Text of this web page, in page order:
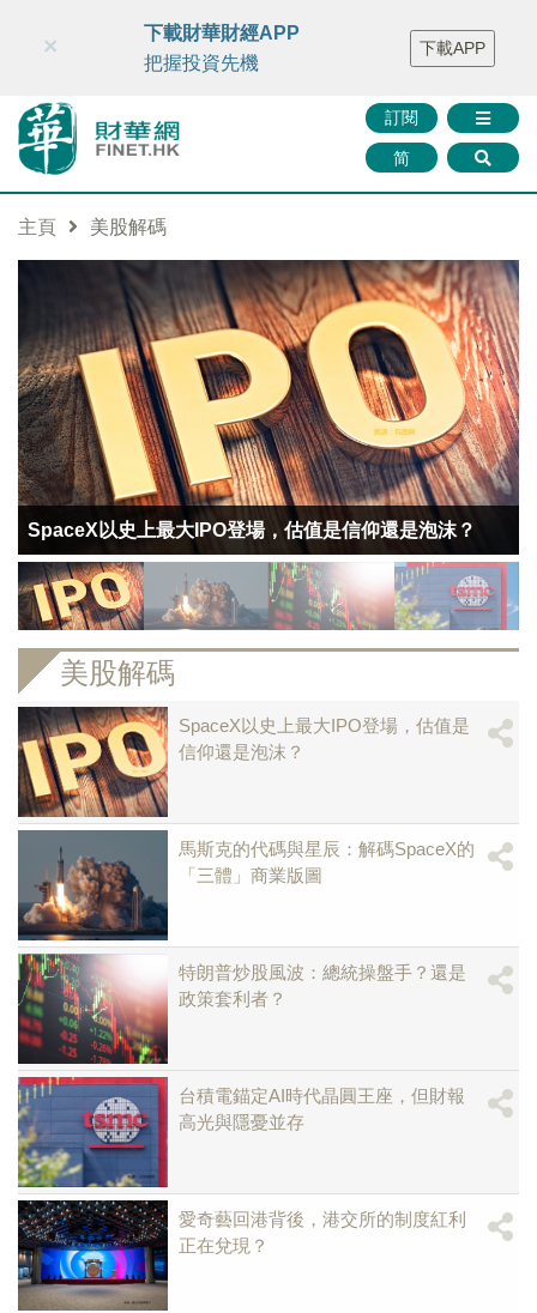
財華智庫網 FINTV FINMETA 財華證券 媒體矩陣
智庫沙龍
聯絡我們
訂閱
简
×
下載財華財經APP
把握投資先機
下載APP
主頁 美股解碼
SpaceX以史上最大IPO登場，估值是信仰還是泡沫？
美股解碼
SpaceX以史上最大IPO登場，估值是
信仰還是泡沫？
馬斯克的代碼與星辰：解碼SpaceX的
「三體」商業版圖
特朗普炒股風波：總統操盤手？還是
政策套利者？
台積電錨定AI時代晶圓王座，但財報
高光與隱憂並存
愛奇藝回港背後，港交所的制度紅利
正在兌現？